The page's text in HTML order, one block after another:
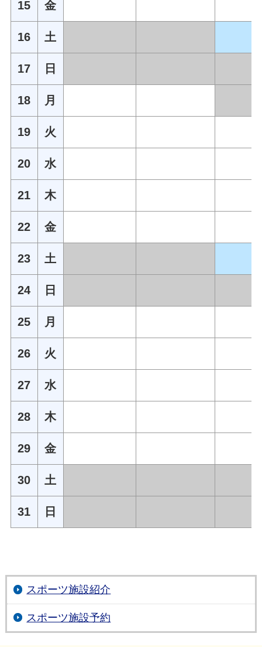
15 金
16 土
17 日
18 月
19 火
20 水
21 木
22 金
23 土
24 日
25 月
26 火
27 水
28 木
29 金
30 土
31 日
スポーツ施設紹介
スポーツ施設予約